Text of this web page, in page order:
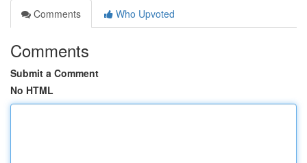
Comments
Who Upvoted
Comments
Submit a Comment
No HTML